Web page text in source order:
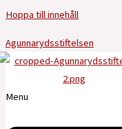
Hoppa till innehåll
Agunnarydsstiftelsen
Menu